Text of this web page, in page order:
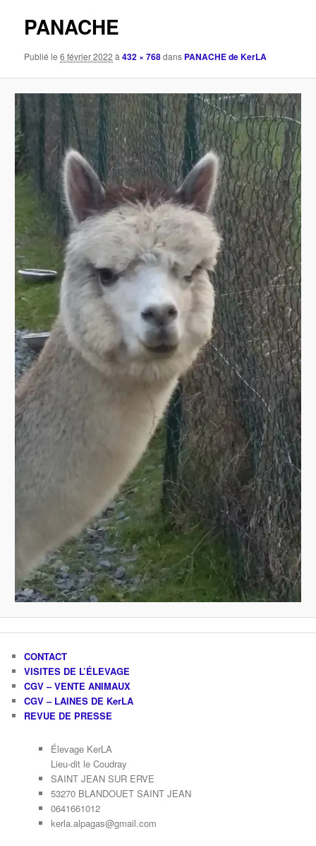
PANACHE
Publié le6 février 2022 à432 × 768dans PANACHE de KerLA
CONTACT
VISITES DE L’ÉLEVAGE
CGV – VENTE ANIMAUX
CGV – LAINES DE KerLA
REVUE DE PRESSE
Élevage KerLA
Lieu-dit le Coudray
SAINT JEAN SUR ERVE
53270 BLANDOUET SAINT JEAN
0641661012
kerla.alpagas@gmail.com